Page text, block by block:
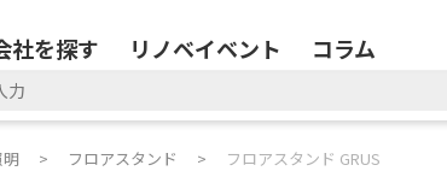
社を探す リノベイベント コラム
フロアスタンド フロアスタンド GRUS